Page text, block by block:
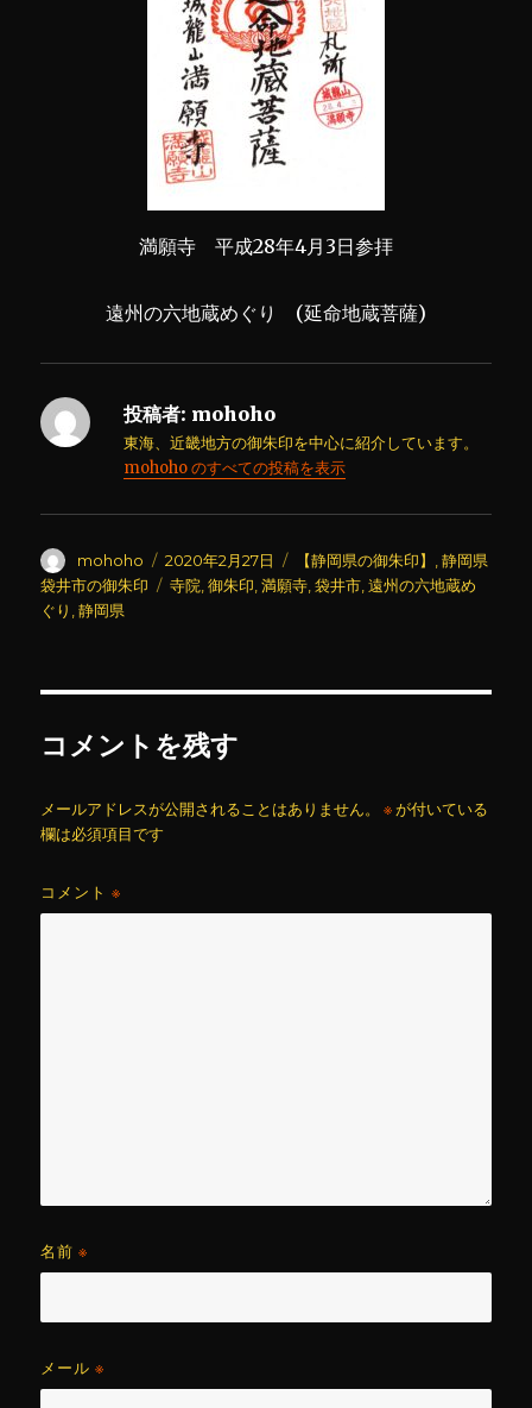
満願寺 平成28年4月3日参拝
遠州の六地蔵めぐり (延命地蔵菩薩)
投稿者: mohoho
東海、近畿地方の御朱印を中心に紹介しています。
mohoho のすべての投稿を表示
投
稿
者
mohoho
投
稿
2020年2月27日
カ
テ
【静岡県の御朱印】 ,静岡県
袋井市の御朱印
タ
寺院 ,御朱印 ,満願寺 ,袋井市 ,遠州の六地蔵め
ぐり ,静岡県
コメントを残す
メールアドレスが公開されることはありません。 ※が付いている
欄は必須項目です
コメント※
名前※
メール※